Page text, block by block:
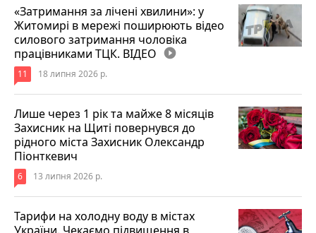
«Затримання за лічені хвилини»: у
Житомирі в мережі поширюють відео
силового затримання чоловіка
працівниками ТЦК. ВІДЕО play_circle_filled
11 18 липня 2026 р.
Лише через 1 рік та майже 8 місяців
Захисник на Щиті повернувся до
рідного міста Захисник Олександр
Піонткевич
6 13 липня 2026 р.
Тарифи на холодну воду в містах
України. Чекаємо підвищення в